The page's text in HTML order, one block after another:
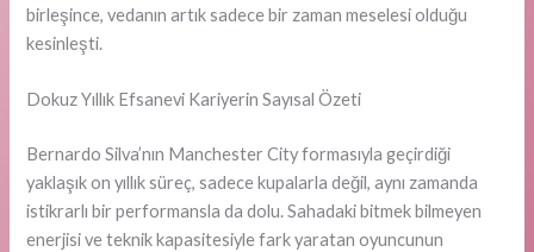
birleşince, vedanın artık sadece bir zaman meselesi olduğu
kesinleşti.
Dokuz Yıllık Efsanevi Kariyerin Sayısal Özeti
Bernardo Silva’nın Manchester City formasıyla geçirdiği
yaklaşık on yıllık süreç, sadece kupalarla değil, aynı zamanda
istikrarlı bir performansla da dolu. Sahadaki bitmek bilmeyen
enerjisi ve teknik kapasitesiyle fark yaratan oyuncunun